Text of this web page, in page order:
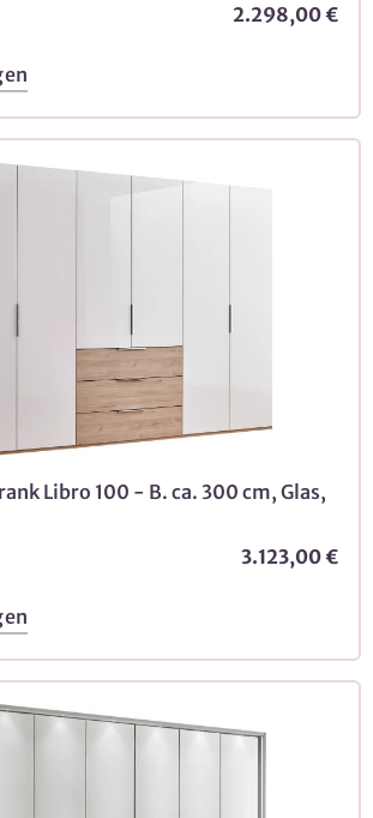
2.298,00 €
Libro 100 - B. ca. 300 cm, Glas,
3.123,00 €